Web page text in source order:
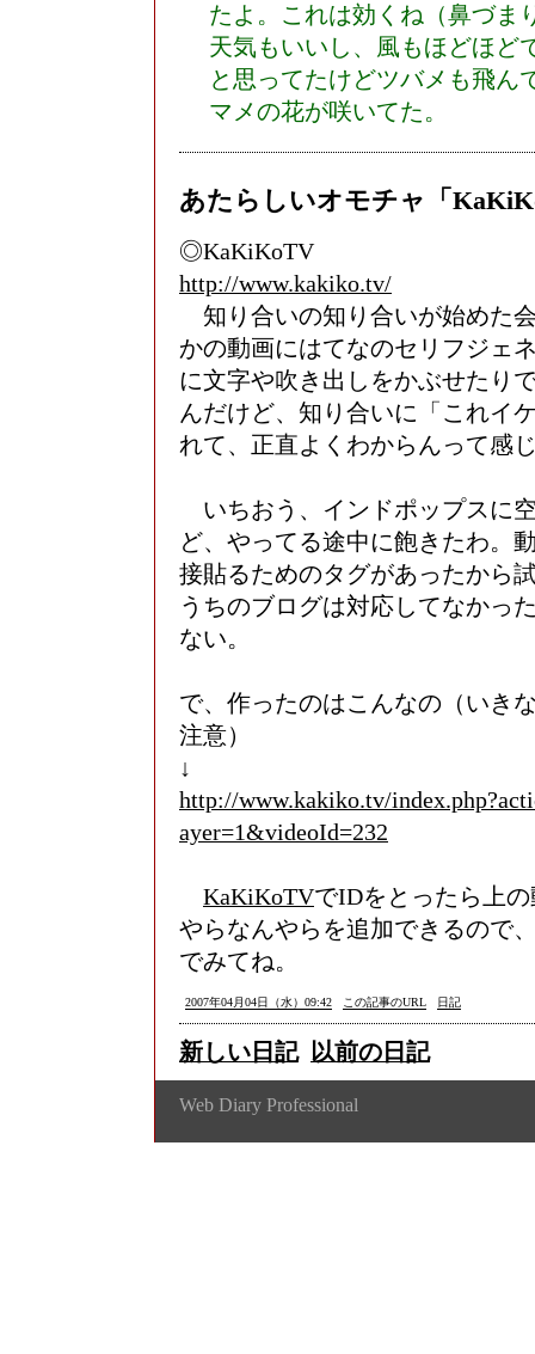
たよ。これは効くね（鼻づま
天気もいいし、風もほどほど
と思ってたけどツバメも飛ん
マメの花が咲いてた。
あたらしいオモチャ「
◎KaKiKoTV
http://www.kakiko.tv/
知り合いの知り合いが始めた
かの動画にはてなのセリフジェ
に文字や吹き出しをかぶせたり
んだけど、知り合いに「これイ
れて、正直よくわからんって感
いちおう、インドポップスに
ど、やってる途中に飽きたわ。
接貼るためのタグがあったから
うちのブログは対応してなかっ
ない。
で、作ったのはこんなの（いき
注意）
↓
http://www.kakiko.tv/
ayer=1&videoId=232
KaKiKoTVでIDをとったら上
やらなんやらを追加できるので
でみてね。
2007年04月04日（水）09:42 この記事のURL 日記
新しい日記 以前の日記
Web Diary Professional